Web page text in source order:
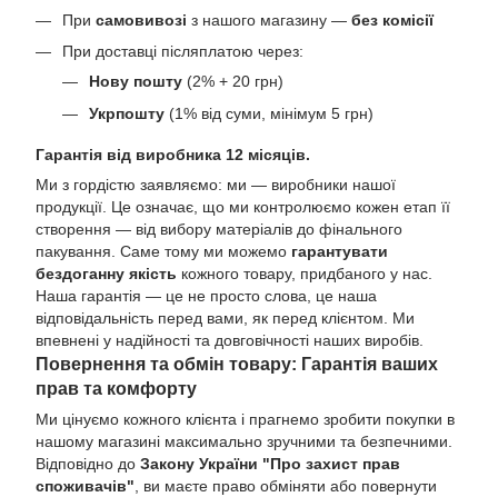
При самовивозі з нашого магазину — без комісії
При доставці післяплатою через:
Нову пошту (2% + 20 грн)
Укрпошту (1% від суми, мінімум 5 грн)
Гарантія від виробника 12 місяців.
Ми з гордістю заявляємо: ми — виробники нашої
продукції. Це означає, що ми контролюємо кожен етап її
створення — від вибору матеріалів до фінального
пакування. Саме тому ми можемо гарантувати
бездоганну якість кожного товару, придбаного у нас.
Наша гарантія — це не просто слова, це наша
відповідальність перед вами, як перед клієнтом. Ми
впевнені у надійності та довговічності наших виробів.
Повернення та обмін товару: Гарантія ваших
прав та комфорту
Ми цінуємо кожного клієнта і прагнемо зробити покупки в
нашому магазині максимально зручними та безпечними.
Відповідно до Закону України "Про захист прав
споживачів" , ви маєте право обміняти або повернути